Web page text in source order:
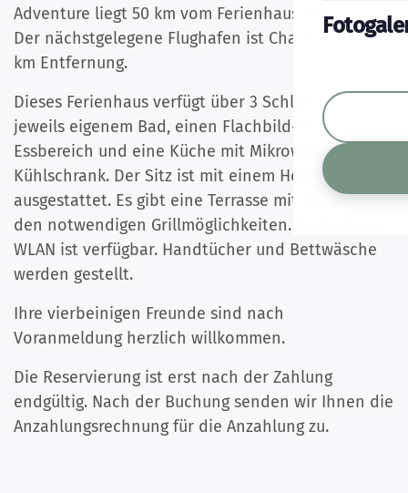
Adventure liegt 50 km vom Ferienhaus entfernt.
Der nächstgelegene Flughafen ist Charleroi in 71
km Entfernung.
Dieses Ferienhaus verfügt über 3 Schlafzimmer mit
jeweils eigenem Bad, einen Flachbild-TV, einen
Essbereich und eine Küche mit Mikrowelle und
Kühlschrank. Der Sitz ist mit einem Holzofen
ausgestattet. Es gibt eine Terrasse mit Garten und
den notwendigen Grillmöglichkeiten. Kostenloses
WLAN ist verfügbar. Handtücher und Bettwäsche
werden gestellt.
Ihre vierbeinigen Freunde sind nach
Voranmeldung herzlich willkommen.
Die Reservierung ist erst nach der Zahlung
endgültig. Nach der Buchung senden wir Ihnen die
Anzahlungsrechnung für die Anzahlung zu.